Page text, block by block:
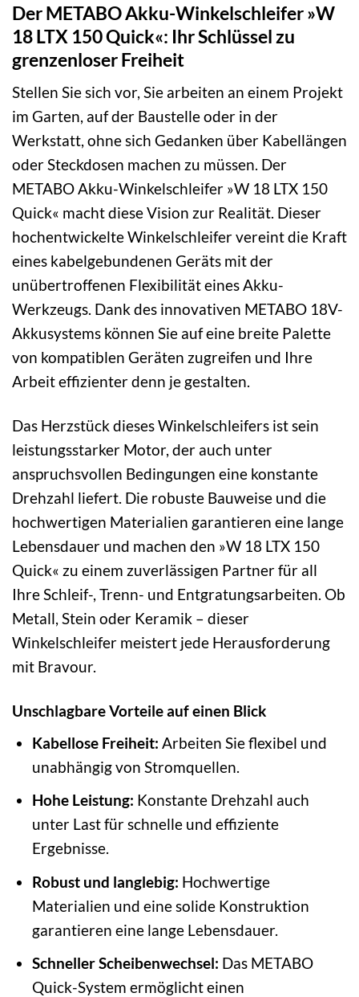
Der METABO Akku-Winkelschleifer »W
18 LTX 150 Quick«: Ihr Schlüssel zu
grenzenloser Freiheit
Stellen Sie sich vor, Sie arbeiten an einem Projekt
im Garten, auf der Baustelle oder in der
Werkstatt, ohne sich Gedanken über Kabellängen
oder Steckdosen machen zu müssen. Der
METABO Akku-Winkelschleifer »W 18 LTX 150
Quick« macht diese Vision zur Realität. Dieser
hochentwickelte Winkelschleifer vereint die Kraft
eines kabelgebundenen Geräts mit der
unübertroffenen Flexibilität eines Akku-
Werkzeugs. Dank des innovativen METABO 18V-
Akkusystems können Sie auf eine breite Palette
von kompatiblen Geräten zugreifen und Ihre
Arbeit effizienter denn je gestalten.
Das Herzstück dieses Winkelschleifers ist sein
leistungsstarker Motor, der auch unter
anspruchsvollen Bedingungen eine konstante
Drehzahl liefert. Die robuste Bauweise und die
hochwertigen Materialien garantieren eine lange
Lebensdauer und machen den »W 18 LTX 150
Quick« zu einem zuverlässigen Partner für all
Ihre Schleif-, Trenn- und Entgratungsarbeiten. Ob
Metall, Stein oder Keramik – dieser
Winkelschleifer meistert jede Herausforderung
mit Bravour.
Unschlagbare Vorteile auf einen Blick
Kabellose Freiheit: Arbeiten Sie flexibel und
unabhängig von Stromquellen.
Hohe Leistung: Konstante Drehzahl auch
unter Last für schnelle und effiziente
Ergebnisse.
Robust und langlebig: Hochwertige
Materialien und eine solide Konstruktion
garantieren eine lange Lebensdauer.
Schneller Scheibenwechsel: Das METABO
Quick-System ermöglicht einen